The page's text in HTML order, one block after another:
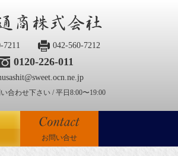
7211 042-560-7212
0120-226-011
合わせ下さい / 平日8:00〜19:00
お問い合せ